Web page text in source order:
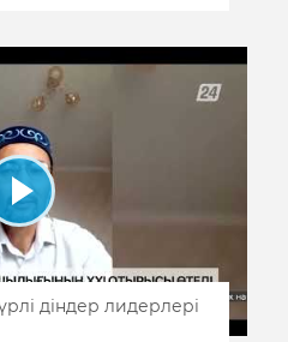
діндер лидерлері